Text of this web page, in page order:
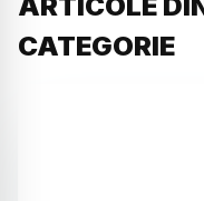
CATEGORIE